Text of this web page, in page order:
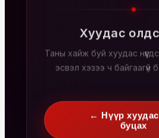
Хуудас
Таны хайж буй хуудас
эсвэл хэзээ ч байгаагүй
← Нүүр
буцах